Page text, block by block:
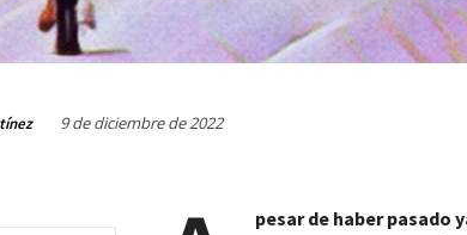
9 de diciembre de 2022
pesar de haber pasado